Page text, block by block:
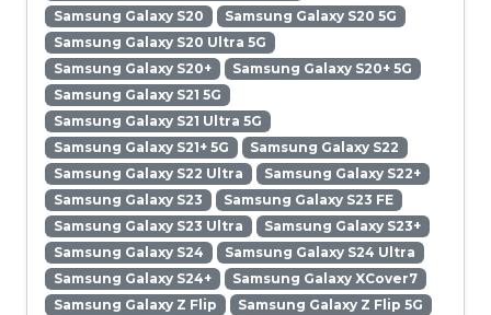
Samsung Galaxy S20
Samsung Galaxy S20 5G
Samsung Galaxy S20 Ultra 5G
Samsung Galaxy S20+
Samsung Galaxy S20+ 5G
Samsung Galaxy S21 5G
Samsung Galaxy S21 Ultra 5G
Samsung Galaxy S21+ 5G
Samsung Galaxy S22
Samsung Galaxy S22 Ultra
Samsung Galaxy S22+
Samsung Galaxy S23
Samsung Galaxy S23 FE
Samsung Galaxy S23 Ultra
Samsung Galaxy S23+
Samsung Galaxy S24
Samsung Galaxy S24 Ultra
Samsung Galaxy S24+
Samsung Galaxy XCover7
Samsung Galaxy Z Flip
Samsung Galaxy Z Flip 5G